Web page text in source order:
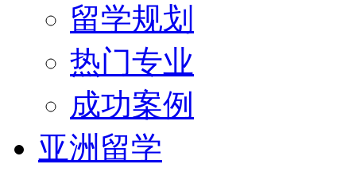
留学规划
热门专业
成功案例
亚洲留学